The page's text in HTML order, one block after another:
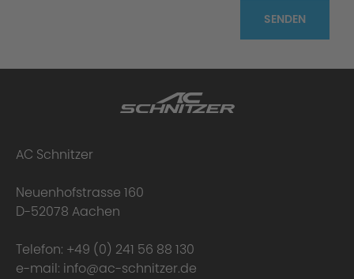
SENDEN
AC Schnitzer
Neuenhofstrasse 160
D-52078 Aachen
Telefon: +49 (0) 241 56 88 130
e-mail: info@ac-schnitzer.de